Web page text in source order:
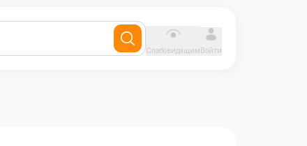
СлабовидящимВойти